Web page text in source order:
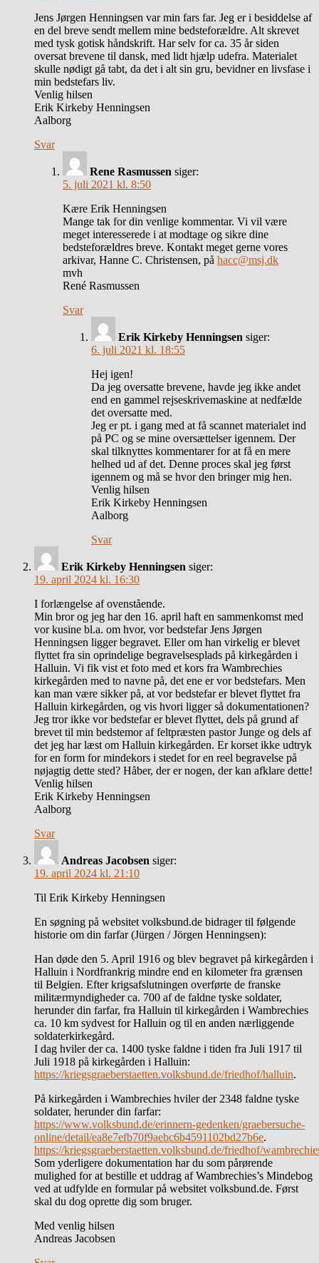
Jens Jørgen Henningsen var min fars far. Jeg er i besiddelse af
en del breve sendt mellem mine bedsteforældre. Alt skrevet
med tysk gotisk håndskrift. Har selv for ca. 35 år siden
oversat brevene til dansk, med lidt hjælp udefra. Materialet
skulle nødigt gå tabt, da det i alt sin gru, bevidner en livsfase i
min bedstefars liv.
Venlig hilsen
Erik Kirkeby Henningsen
Aalborg
Svar
Rene Rasmussen siger:
5. juli 2021 kl. 8:50
Kære Erik Henningsen
Mange tak for din venlige kommentar. Vi vil være
meget interesserede i at modtage og sikre dine
bedsteforældres breve. Kontakt meget gerne vores
arkivar, Hanne C. Christensen, på hacc@msj.dk
mvh
René Rasmussen
Svar
Erik Kirkeby Henningsen siger:
6. juli 2021 kl. 18:55
Hej igen!
Da jeg oversatte brevene, havde jeg ikke andet
end en gammel rejseskrivemaskine at nedfælde
det oversatte med.
Jeg er pt. i gang med at få scannet materialet ind
på PC og se mine oversættelser igennem. Der
skal tilknyttes kommentarer for at få en mere
helhed ud af det. Denne proces skal jeg først
igennem og må se hvor den bringer mig hen.
Venlig hilsen
Erik Kirkeby Henningsen
Aalborg
Svar
Erik Kirkeby Henningsen siger:
19. april 2024 kl. 16:30
I forlængelse af ovenstående.
Min bror og jeg har den 16. april haft en sammenkomst med
vor kusine bl.a. om hvor, vor bedstefar Jens Jørgen
Henningsen ligger begravet. Eller om han virkelig er blevet
flyttet fra sin oprindelige begravelsesplads på kirkegården i
Halluin. Vi fik vist et foto med et kors fra Wambrechies
kirkegården med to navne på, det ene er vor bedstefars. Men
kan man være sikker på, at vor bedstefar er blevet flyttet fra
Halluin kirkegården, og vis hvori ligger så dokumentationen?
Jeg tror ikke vor bedstefar er blevet flyttet, dels på grund af
brevet til min bedstemor af feltpræsten pastor Junge og dels af
det jeg har læst om Halluin kirkegården. Er korset ikke udtryk
for en form for mindekors i stedet for en reel begravelse på
nøjagtig dette sted? Håber, der er nogen, der kan afklare dette!
Venlig hilsen
Erik Kirkeby Henningsen
Aalborg
Svar
Andreas Jacobsen siger:
19. april 2024 kl. 21:10
Til Erik Kirkeby Henningsen
En søgning på websitet volksbund.de bidrager til følgende
historie om din farfar (Jürgen / Jörgen Henningsen):
Han døde den 5. April 1916 og blev begravet på kirkegården i
Halluin i Nordfrankrig mindre end en kilometer fra grænsen
til Belgien. Efter krigsafslutningen overførte de franske
militærmyndigheder ca. 700 af de faldne tyske soldater,
herunder din farfar, fra Halluin til kirkegården i Wambrechies
ca. 10 km sydvest for Halluin og til en anden nærliggende
soldaterkirkegård.
I dag hviler der ca. 1400 tyske faldne i tiden fra Juli 1917 til
Juli 1918 på kirkegården i Halluin:
https://kriegsgraeberstaetten.volksbund.de/friedhof/halluin.
På kirkegården i Wambrechies hviler der 2348 faldne tyske
soldater, herunder din farfar:
https://www.volksbund.de/erinnern-gedenken/graebersuche-
online/detail/ea8e7efb70f9aebc6b4591102bd27b6e.
https://kriegsgraeberstaetten.volksbund.de/friedhof/
Som yderligere dokumentation har du som pårørende
mulighed for at bestille et uddrag af Wambrechies’s Mindebog
ved at udfylde en formular på websitet volksbund.de. Først
skal du dog oprette dig som bruger.
Med venlig hilsen
Andreas Jacobsen